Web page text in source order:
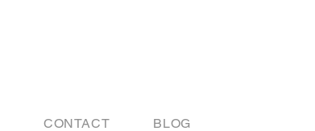
CONTACT BLOG